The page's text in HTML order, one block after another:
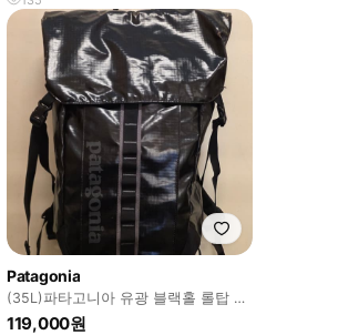
Patagonia
(35L)파타고니아 유광 블랙홀 롤탑 백
팩
119,000원